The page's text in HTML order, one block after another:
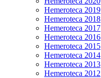
Hemeroteca 2019
Hemeroteca 2018
Hemeroteca 2017
Hemeroteca 2016
Hemeroteca 2015
Hemeroteca 2014
Hemeroteca 2013
Hemeroteca 2012